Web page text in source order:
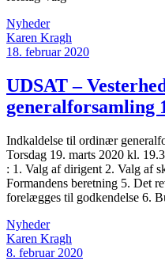
Nyheder
Karen Kragh
18. februar 2020
UDSAT –
generalforsamling
Indkaldelse til ordinær
Torsdag 19. marts 2020 kl.
: 1. Valg af dirigent 2. Valg af
Formandens beretning 5. Det
forelægges til godkendelse 6.
Nyheder
Karen Kragh
8. februar 2020